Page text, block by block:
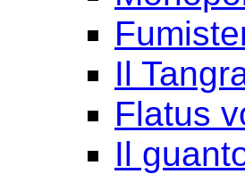
Il
Flatus
Il